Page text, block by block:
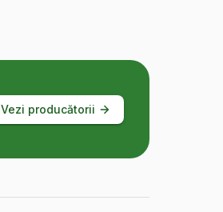
Vezi producătorii